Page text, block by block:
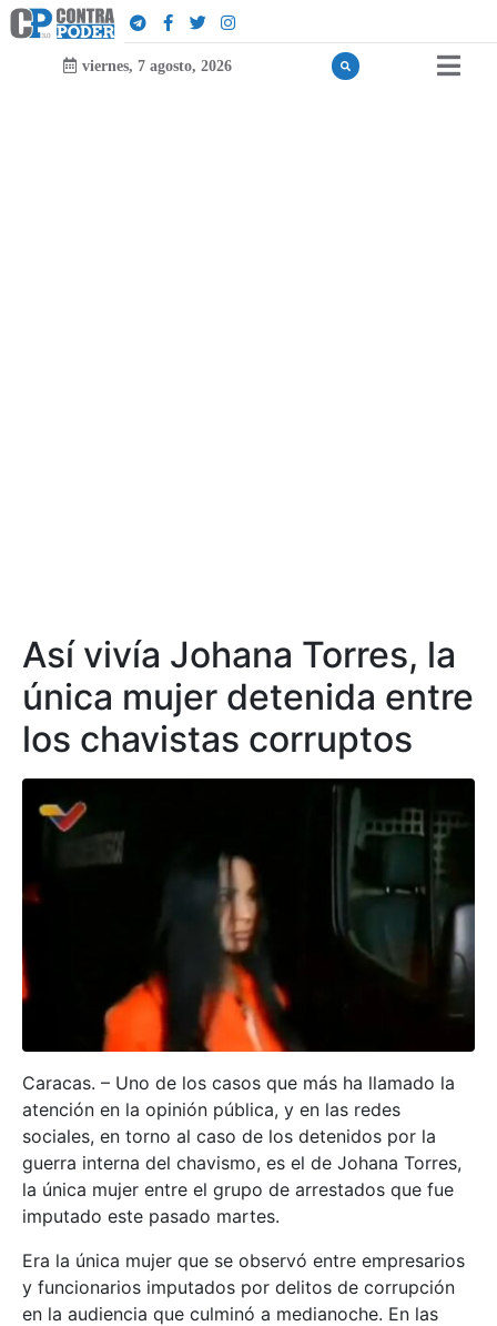
viernes, 7 agosto, 2026
Así vivía Johana Torres, la
única mujer detenida entre
los chavistas corruptos
Caracas. – Uno de los casos que más ha llamado la
atención en la opinión pública, y en las redes
sociales, en torno al caso de los detenidos por la
guerra interna del chavismo, es el de Johana Torres,
la única mujer entre el grupo de arrestados que fue
imputado este pasado martes.
Era la única mujer que se observó entre empresarios
y funcionarios imputados por delitos de corrupción
en la audiencia que culminó a medianoche. En las